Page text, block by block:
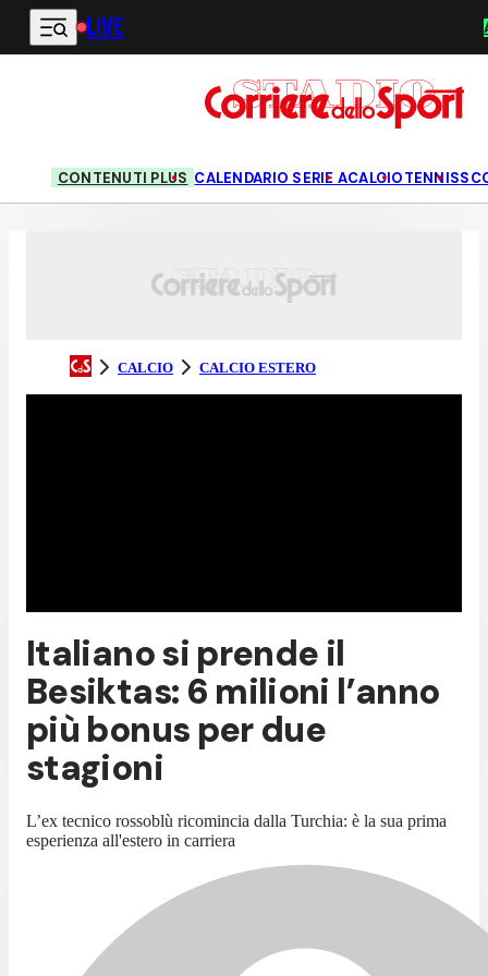
Vai al contenuto principale
LIVE
CONTENUTI PLUS CALENDARIO SERIE ACALCIOTENNIS
CALCIO CALCIO ESTERO
Italiano si prende il
Besiktas: 6 milioni l’anno
più bonus per due
stagioni
L’ex tecnico rossoblù ricomincia dalla Turchia: è la sua prima
esperienza all'estero in carriera